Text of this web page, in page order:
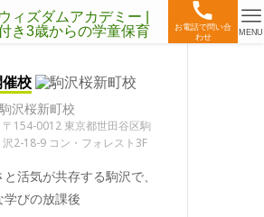
お電話で問い合
わせ
MENU
校
駒沢桜新町校
〒154-0012 東京都世田谷区駒
沢2-18-9 コン・フォレスト3F
活気が共存する駒沢で、
学びの放課後